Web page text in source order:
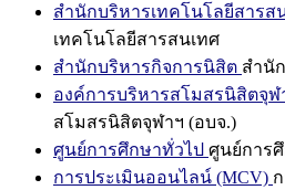
สำนักบริหารเทคโนโลยีสารส
เทคโนโลยีสารสนเทศ
สำนักบริหารกิจการนิสิต สำนั
องค์การบริหารสโมสรนิสิตจุฬ
สโมสรนิสิตจุฬาฯ (อบจ.)
ศูนย์การศึกษาทั่วไป ศูนย์การ
การประเมินออนไลน์ (MCV)